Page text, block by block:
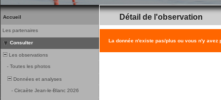
Accueil
Les partenaires
Consulter
Les observations
- Toutes les photos
Données et analyses
- Circaète Jean-le-Blanc 2026
Détail de l'observation
La donnée n'existe pas/plus ou vous n'y avez